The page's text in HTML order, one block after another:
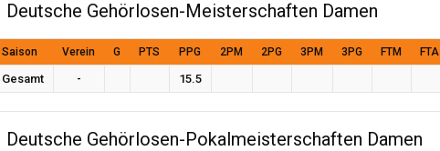
Deutsche Gehörlosen-Meisterschaften Damen
Saison Verein G PTS PPG 2PM 2PG 3PM 3PG FTM FTA
Gesamt - 15.5
Deutsche Gehörlosen-Pokalmeisterschaften Damen